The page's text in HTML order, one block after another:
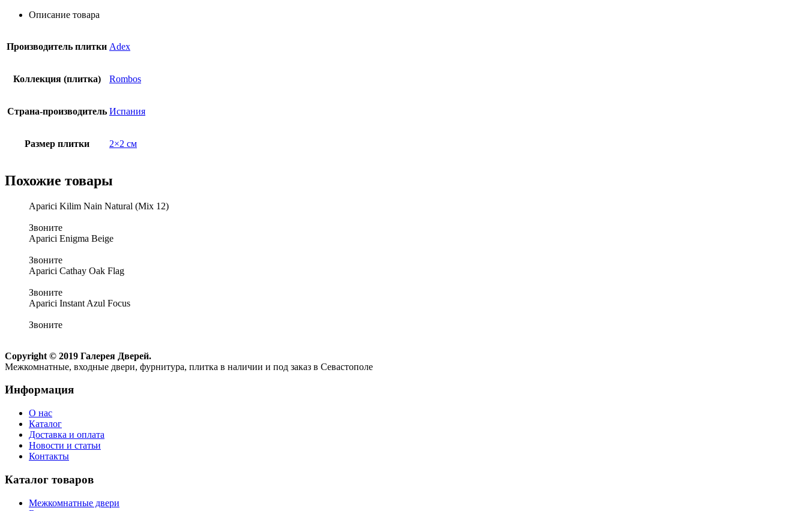
Описание товара
Производитель плитки Adex
Коллекция (плитка) Rombos
Страна-производитель Испания
Размер плитки 2×2 см
Похожие товары
Aparici Kilim Nain Natural (Mix 12)
Звоните
Aparici Enigma Beige
Звоните
Aparici Cathay Oak Flag
Звоните
Aparici Instant Azul Focus
Звоните
Copyright © 2019 Галерея Дверей.
Межкомнатные, входные двери, фурнитура, плитка в наличии и под заказ в Севастополе
Информация
О нас
Каталог
Доставка и оплата
Новости и статьи
Контакты
Каталог товаров
Межкомнатные двери